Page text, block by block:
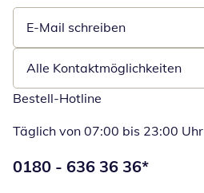
E-Mail schreiben
Öffnet E-Mail-Client
Alle Kontaktmöglichkeiten
Bestell-Hotline
Täglich von 07:00 bis 23:00 Uhr
Telefonnummer:
0180 - 636 36 36*